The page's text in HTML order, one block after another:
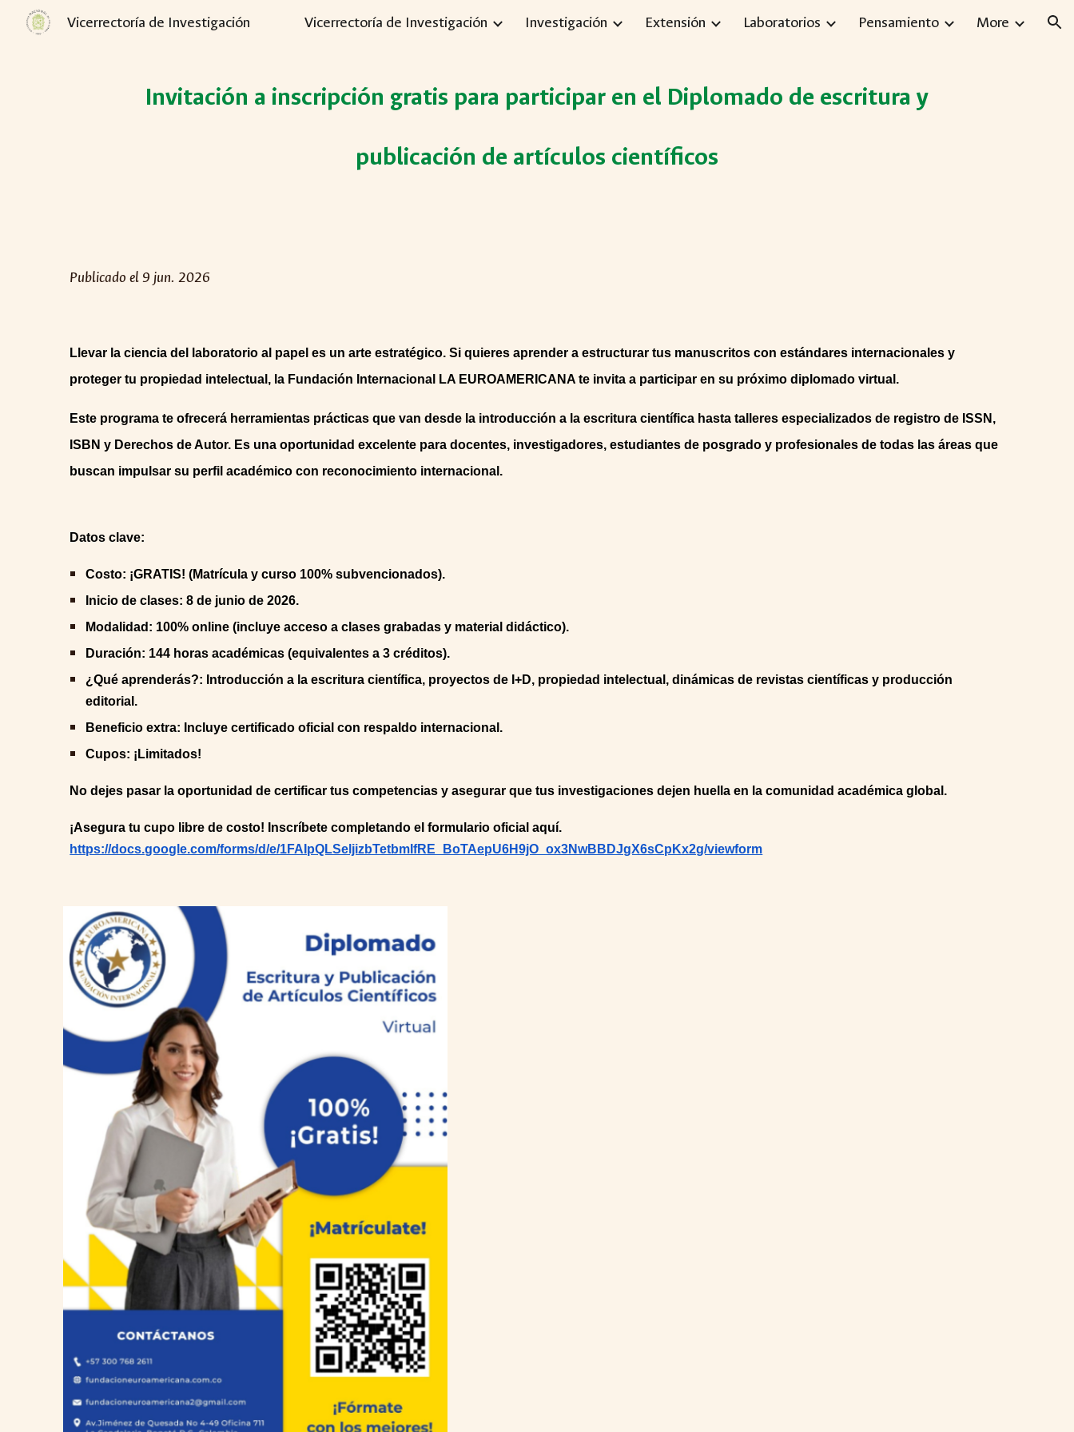
Skip to main content Skip to navigation
Vicerrectoría de Investigación Vicerrectoría de Investigación Investigación Extensión Laboratorios Pensamiento More
Invitación a inscripción gratis para participar en el Diplomado de escritura y
publicación de artículos científicos
Publicado el 9 jun. 2026
Llevar la ciencia del laboratorio al papel es un arte estratégico. Si quieres aprender a estructurar tus manuscritos con estándares internacionales y
proteger tu propiedad intelectual, la Fundación Internacional LA EUROAMERICANA te invita a participar en su próximo diplomado virtual.
Este programa te ofrecerá herramientas prácticas que van desde la introducción a la escritura científica hasta talleres especializados de registro de ISSN,
ISBN y Derechos de Autor. Es una oportunidad excelente para docentes, investigadores, estudiantes de posgrado y profesionales de todas las áreas que
buscan impulsar su perfil académico con reconocimiento internacional.
Datos clave:
Costo: ¡GRATIS! (Matrícula y curso 100% subvencionados).
Inicio de clases: 8 de junio de 2026.
Modalidad: 100% online (incluye acceso a clases grabadas y material didáctico).
Duración: 144 horas académicas (equivalentes a 3 créditos).
¿Qué aprenderás?: Introducción a la escritura científica, proyectos de I+D, propiedad intelectual, dinámicas de revistas científicas y producción
editorial.
Beneficio extra: Incluye certificado oficial con respaldo internacional.
Cupos: ¡Limitados!
No dejes pasar la oportunidad de certificar tus competencias y asegurar que tus investigaciones dejen huella en la comunidad académica global.
¡Asegura tu cupo libre de costo! Inscríbete completando el formulario oficial aquí.
https://docs.google.com/forms/d/e/1FAIpQLSeljizbTetbmIfRE_BoTAepU6H9jO_ox3NwBBDJgX6sCpKx2g/viewform